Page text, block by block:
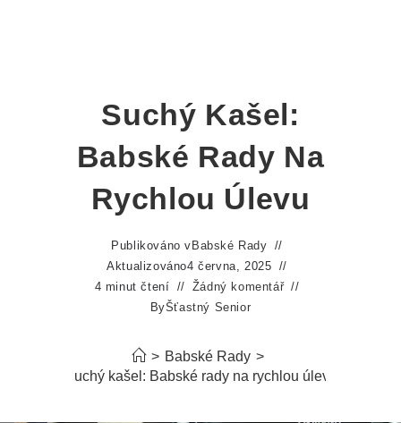
Suchý Kašel:
Babské Rady Na
Rychlou Úlevu
Publikováno v Babské Rady
Aktualizováno4 června, 2025
4 minut čtení
Žádný komentář
ByŠťastný Senior
> Babské Rady >
Suchý kašel: Babské rady na rychlou úlevu